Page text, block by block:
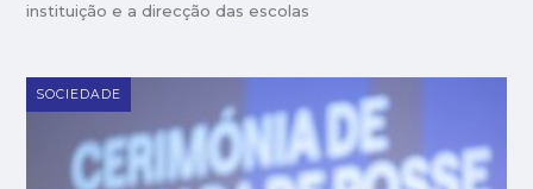
instituição e a direcção das escolas
SOCIEDADE